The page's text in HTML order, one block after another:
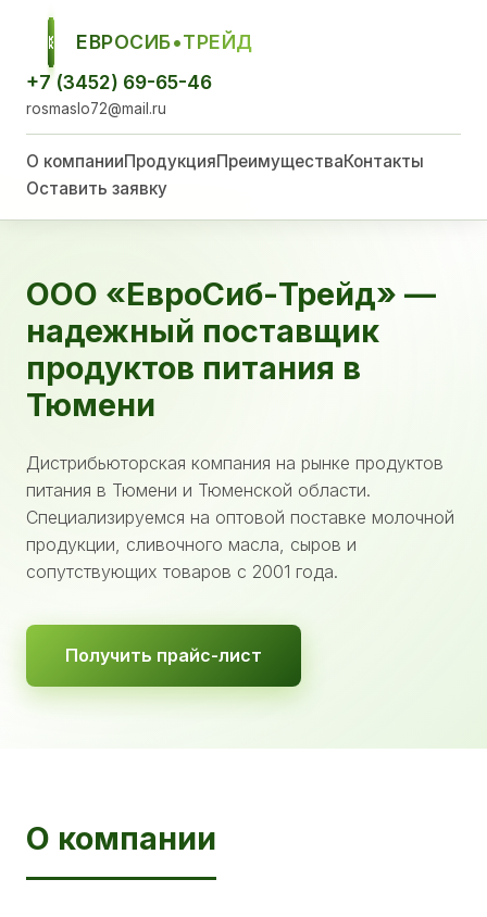
ЕСТ
ЕВРОСИБ•ТРЕЙД
+7 (3452) 69-65-46
rosmaslo72@mail.ru
О компанииПродукцияПреимуществаКонтакты
Оставить заявку
ООО «ЕвроСиб-Трейд» —
надежный поставщик
продуктов питания в
Тюмени
Дистрибьюторская компания на рынке продуктов
питания в Тюмени и Тюменской области.
Специализируемся на оптовой поставке молочной
продукции, сливочного масла, сыров и
сопутствующих товаров с 2001 года.
Получить прайс-лист
О компании